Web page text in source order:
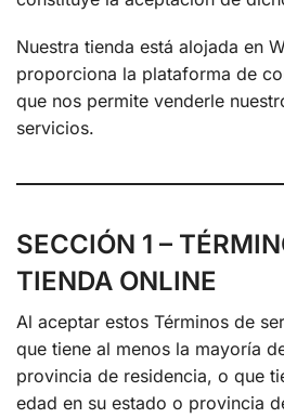
Nuestra tienda está alojada en
proporciona la plataforma de
que nos permite venderle
servicios.
SECCIÓN 1 –
TIENDA ONLINE
Al aceptar estos Términos de
que tiene al menos la mayoría
provincia de residencia, o que
edad en su estado o provincia